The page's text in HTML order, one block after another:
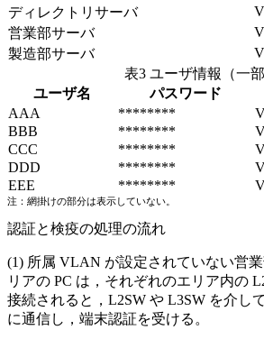
ディレクトリサーバ
営業部サーバ
製造部サーバ
表3 ユーザ情報（一部
ユーザ名
パスワード
AAA
********
BBB
********
CCC
********
DDD
********
EEE
********
注：網掛けの部分は表示していない。
認証と検疫の処理の流れ
所属 VLAN が設定されていない営
リアの PC は，それぞれのエリア内の
接続されると，L2SW や L3SW を介して
に通信し，端末認証を受ける。